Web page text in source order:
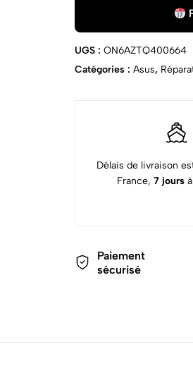
UGS : ON6AZTQ400664
Catégories : Asus,
Délais de livraison
France, 7 joursà
Paiement
sécurisé